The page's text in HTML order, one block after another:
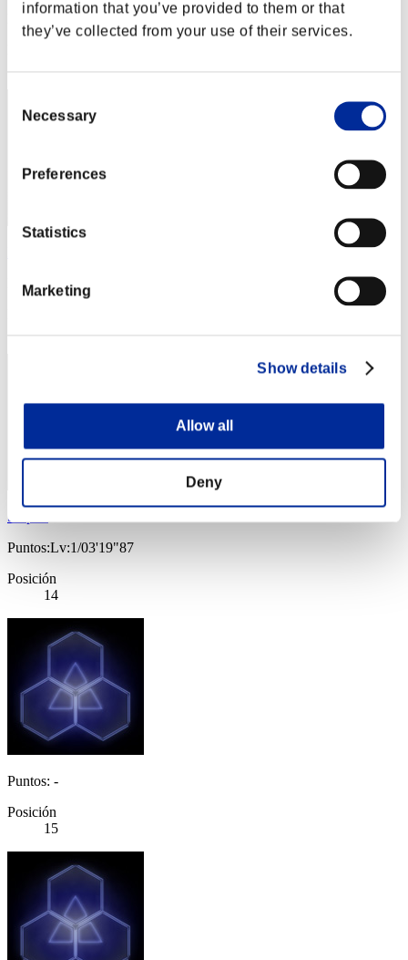
information that you’ve provided to them or that
they’ve collected from your use of their services.
Selection
Necessary
Preferences
Statistics
Marketing
Show details
Allow all
Deny
Puntos:Lv:1/02'40"65
Puntos:Lv:1/03'04"41
Stupid.
Puntos:Lv:1/03'19"87
Posición
14
Puntos: -
Posición
15